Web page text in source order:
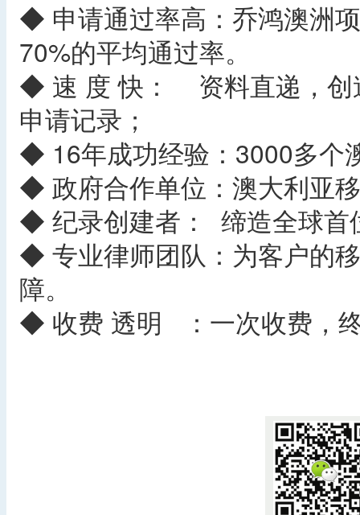
◆ 申请通过率高：乔鸿澳洲
70%的平均通过率。
◆ 速 度 快： 资料直递，创
申请记录；
◆ 16年成功经验：3000多个
◆ 政府合作单位：澳大利亚
◆ 纪录创建者： 缔造全球首
◆ 专业律师团队：为客户的
障。
◆ 收费 透明 ：一次收